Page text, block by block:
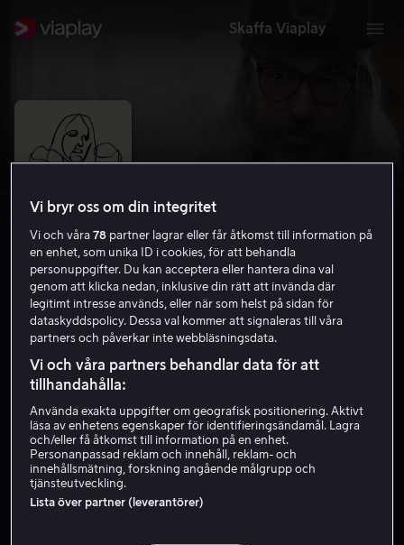
Skaffa Viaplay
Freakscene: The Story of Dinosaur Jr.
HD
Hyr 49 kr
Köp 129 kr
Se trailer
Vi bryr oss om din integritet
Vi och våra78 partner lagrar eller får åtkomst till information på
en enhet, som unika ID i cookies, för att behandla
personuppgifter. Du kan acceptera eller hantera dina val
genom att klicka nedan, inklusive din rätt att invända där
legitimt intresse används, eller när som helst på sidan för
dataskyddspolicy. Dessa val kommer att signaleras till våra
partners och påverkar inte webbläsningsdata.
Vi och våra partners behandlar data för att
tillhandahålla:
Använda exakta uppgifter om geografisk positionering. Aktivt
läsa av enhetens egenskaper för identifieringsändamål. Lagra
och/eller få åtkomst till information på en enhet.
Personanpassad reklam och innehåll, reklam- och
innehållsmätning, forskning angående målgrupp och
tjänsteutveckling.
Lista över partner (leverantörer)